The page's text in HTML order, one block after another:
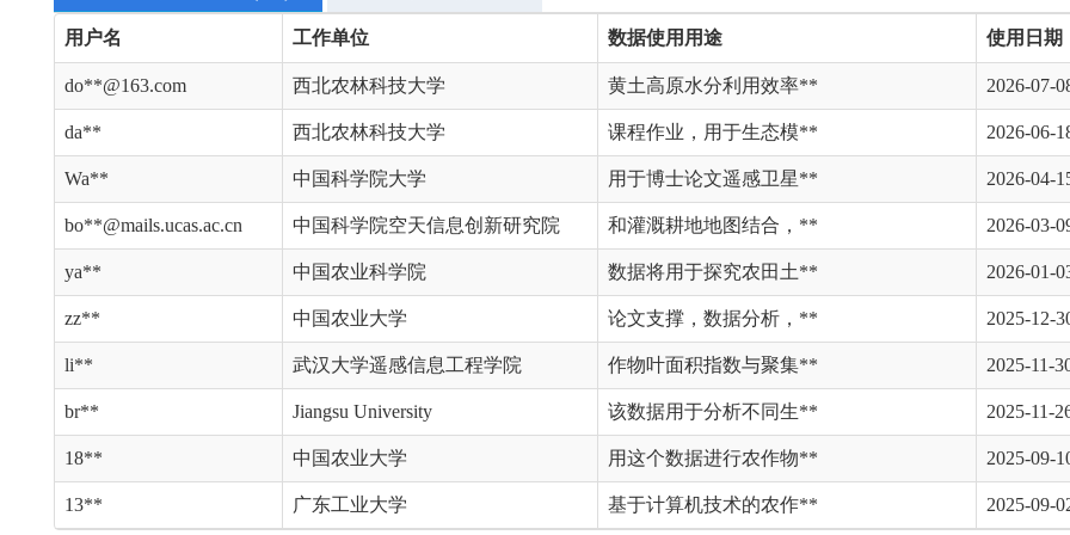
用户名 工作单位 数据使用用途 使用日期
do**@163.com 西北农林科技大学 黄土高原水分利用效率** 2026-07-
da** 西北农林科技大学 课程作业，用于生态模** 2026-06-
Wa** 中国科学院大学 用于博士论文遥感卫星** 2026-04-
bo**@mails.ucas.ac.cn 中国科学院空天信息创新研究院 和灌溉耕地地图结合，** 2026-03-
ya** 中国农业科学院 数据将用于探究农田土** 2026-01-
zz** 中国农业大学 论文支撑，数据分析，** 2025-12-
li** 武汉大学遥感信息工程学院 作物叶面积指数与聚集** 2025-11-
br** Jiangsu University 该数据用于分析不同生** 2025-11-
18** 中国农业大学 用这个数据进行农作物** 2025-09-
13** 广东工业大学 基于计算机技术的农作** 2025-09-